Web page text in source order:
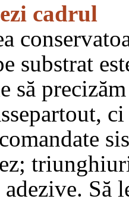
cadrul
substrat
să
Să